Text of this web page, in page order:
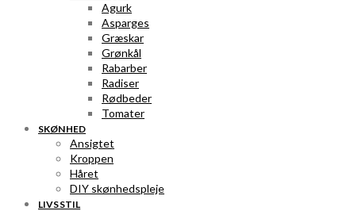
Agurk
Asparges
Græskar
Grønkål
Rabarber
Radiser
Rødbeder
Tomater
SKØNHED
Ansigtet
Kroppen
Håret
DIY skønhedspleje
LIVSSTIL